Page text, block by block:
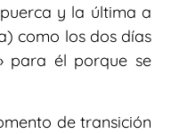
y la última a
como los dos días
para él porque se
de transición